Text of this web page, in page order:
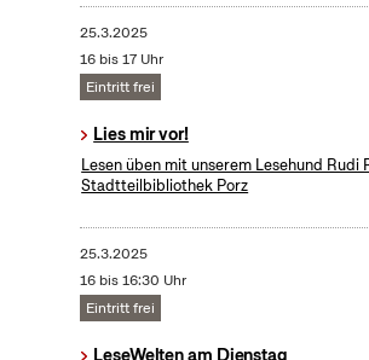
25.3.2025
16 bis 17 Uhr
Eintritt frei
Lies mir vor!
Lesen üben mit unserem Lesehund Rudi
Stadtteilbibliothek Porz
25.3.2025
16 bis 16:30 Uhr
Eintritt frei
LeseWelten am Dienstag